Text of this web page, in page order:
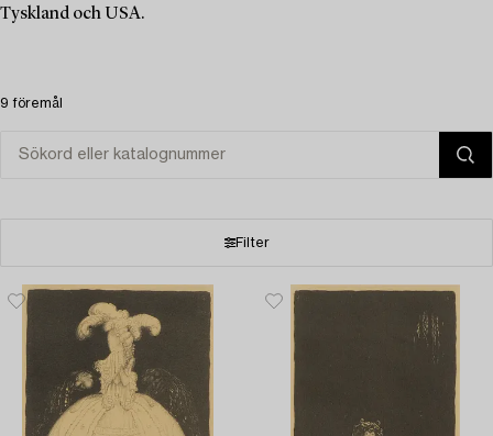
Tyskland och USA.
9 föremål
Filter